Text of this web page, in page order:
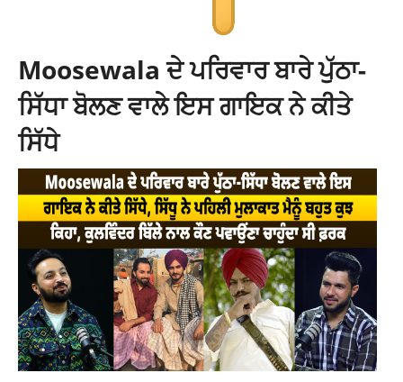
Moosewala ਦੇ ਪਰਿਵਾਰ ਬਾਰੇ ਪੁੱਠਾ-
ਸਿੱਧਾ ਬੋਲਣ ਵਾਲੇ ਇਸ ਗਾਇਕ ਨੇ ਕੀਤੇ
ਸਿੱਧੇ